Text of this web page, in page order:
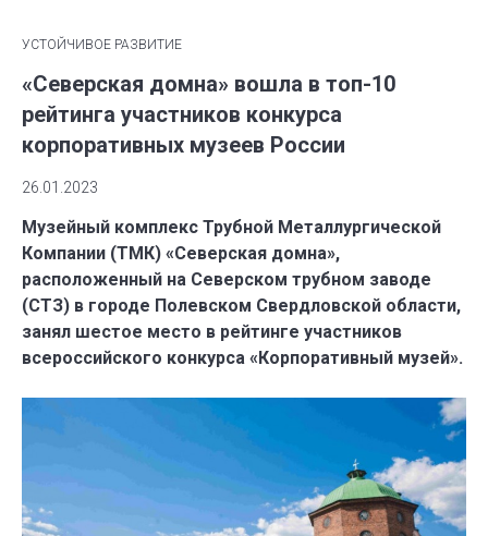
УСТОЙЧИВОЕ РАЗВИТИЕ
​«Северская домна» вошла в топ-10
рейтинга участников конкурса
корпоративных музеев России
26.01.2023
Музейный комплекс Трубной Металлургической
Компании (ТМК) «Северская домна»,
расположенный на Северском трубном заводе
(СТЗ) в городе Полевском Свердловской области,
занял шестое место в рейтинге участников
всероссийского конкурса «Корпоративный музей».